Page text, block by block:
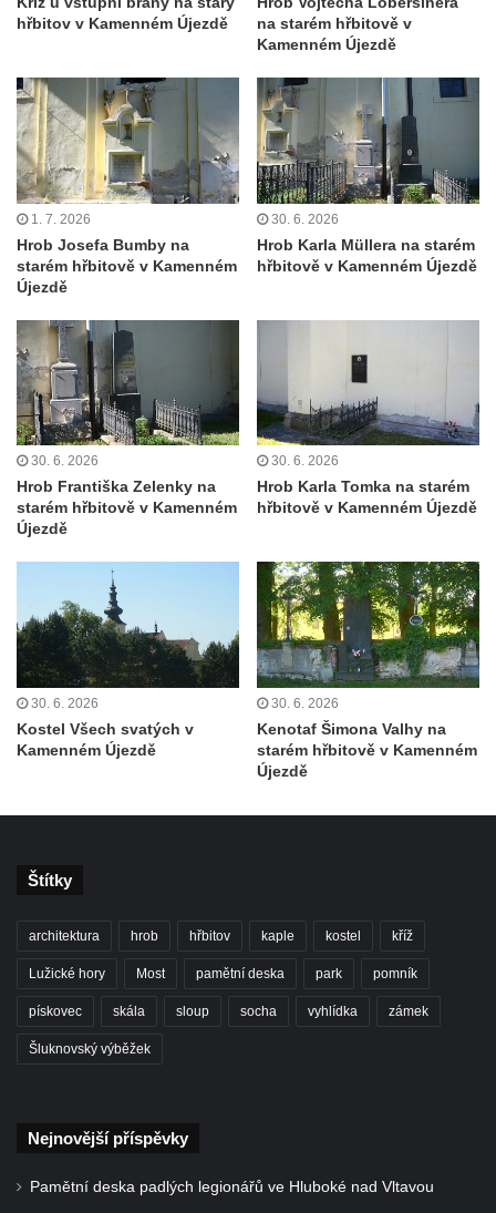
židovského hřbitova v Kovanicích
úřadě v Kovanicích
Pomník obětem 1. světové války v
Kovanicích
Pomník obětem válek v Kněževsi
Pamětní deska Rudé armádě na radnici v
Trutnově
hřbitově v Rychnově u Jablonce nad Nisou
Pomník pracovního nasazení vězňů
koncentračního tábora v Tovární ulici v
Rychnově u Jablonce nad Nisou
Kenotaf Alfreda Langa na hřbitově v Krásné
Kenotaf Emila Posselta na hřbitově v
Kenotaf Edmunda Andera na hřbitově v
Krásné u Pěnčína
Hřbitovní kaple rodiny Fiedler na hřbitově v
Teplicích nad Metují
Kenotaf Franze Ruseho na hřbitově v
Teplicích nad Metují
Pomník obětem 2. světové války na hřbitově
Benešově nad Ploučnicí
Hrob Šumových na hřbitově v Benešově
nad Ploučnicí
Hrob Wendelina Janiche na hřbitově v
hřbitov v Kamenném Újezdě
na starém hřbitově v
Kamenném Újezdě
1. 7. 2026
Hrob Josefa Bumby na
starém hřbitově v Kamenném
Újezdě
30. 6. 2026
Hrob Karla Müllera na starém
hřbitově v Kamenném Újezdě
30. 6. 2026
Hrob Františka Zelenky na
starém hřbitově v Kamenném
Újezdě
30. 6. 2026
Hrob Karla Tomka na starém
hřbitově v Kamenném Újezdě
30. 6. 2026
Kostel Všech svatých v
Kamenném Újezdě
30. 6. 2026
Kenotaf Šimona Valhy na
starém hřbitově v Kamenném
Újezdě
Štítky
architektura hrob hřbitov kaple kostel kříž
Lužické hory Most pamětní deska park pomník
pískovec skála sloup socha vyhlídka zámek
Šluknovský výběžek
Nejnovější příspěvky
Pamětní deska padlých legionářů ve Hluboké nad Vltavou